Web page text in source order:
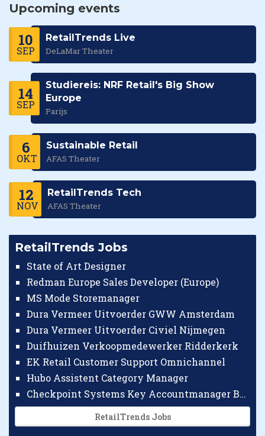
Upcoming events
10
SEP
RetailTrends Live
DeLaMar Theater
14
SEP
Studiereis: NRF Retail's Big Show
Europe
Parijs
6
OKT
Sustainable Retail
AFAS Theater
12
NOV
RetailTrends Tech
AFAS Theater
RetailTrends Jobs
State of Art Designer
Redman Europe Sales Developer (Europe)
MS Mode Storemanager
Dura Vermeer Uitvoerder GWW Amsterdam
Dura Vermeer Uitvoerder Civiel Nijmegen
Duifhuizen Verkoopmedewerker Ridderkerk
EK Retail Customer Support Omnichannel
Hubo Assistent Category Manager
Checkpoint Systems Key Accountmanager Benelux
RetailTrends Jobs